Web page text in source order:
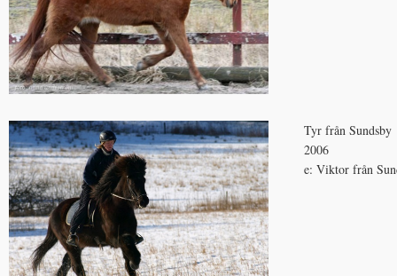
Tyr från Sundsby
2006
e: Viktor från